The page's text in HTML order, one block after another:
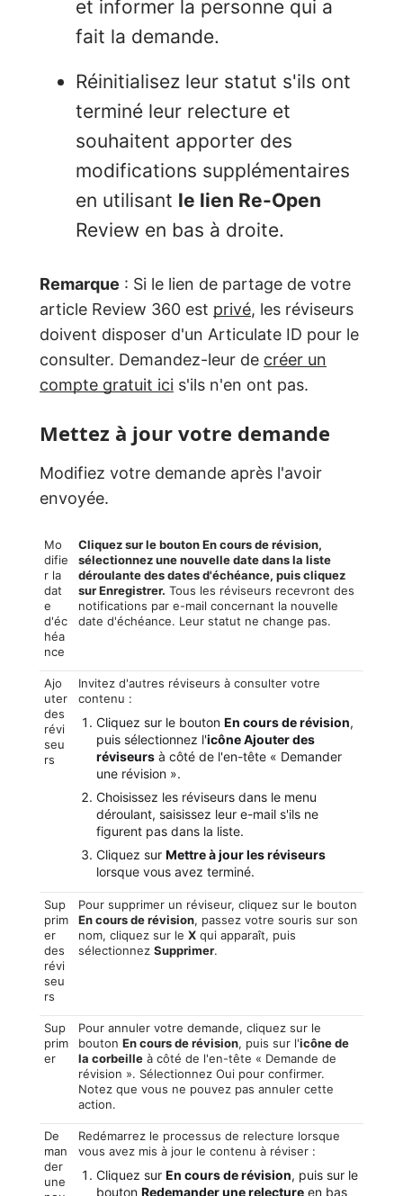
et informer la personne qui a
fait la demande.
Réinitialisez leur statut s'ils ont
terminé leur relecture et
souhaitent apporter des
modifications supplémentaires
en utilisant le lien Re-Open
Review en bas à droite.
Remarque : Si le lien de partage de votre
article Review 360 est privé, les réviseurs
doivent disposer d'un Articulate ID pour le
consulter. Demandez-leur de créer un
compte gratuit ici s'ils n'en ont pas.
Mettez à jour votre demande
Modifiez votre demande après l'avoir
envoyée.
Mo
difie
r la
dat
e
d'éc
héa
nce
Cliquez sur le boutonEn cours de révision,
sélectionnez une nouvelle date dans la liste
déroulante des dates d'échéance, puis cliquez
sur Enregistrer. Tous les réviseurs recevront des
notifications par e-mail concernant la nouvelle
date d'échéance. Leur statut ne change pas.
Ajo
uter
des
révi
seu
rs
Invitez d'autres réviseurs à consulter votre
contenu :
Cliquez sur le boutonEn cours de révision,
puis sélectionnez l'icône Ajouter des
réviseurs à côté de l'en-tête « Demander
une révision ».
Choisissez les réviseurs dans le menu
déroulant, saisissez leur e-mail s'ils ne
figurent pas dans la liste.
Cliquez surMettre à jour les réviseurs
lorsque vous avez terminé.
Sup
prim
er
des
révi
seu
rs
Pour supprimer un réviseur, cliquez sur le bouton
En cours de révision, passez votre souris sur son
nom, cliquez sur leX qui apparaît, puis
sélectionnezSupprimer.
Sup
prim
er
Pour annuler votre demande, cliquez sur le
boutonEn cours de révision, puis sur l'icône de
la corbeille à côté de l'en-tête « Demande de
révision ». Sélectionnez Oui pour confirmer.
Notez que vous ne pouvez pas annuler cette
action.
De
man
der
une
Redémarrez le processus de relecture lorsque
vous avez mis à jour le contenu à réviser :
Cliquez surEn cours de révision, puis sur le
boutonRedemander une relecture en bas